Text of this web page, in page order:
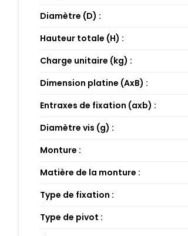
Diamètre (D) :
Hauteur totale (H) :
Charge unitaire (kg) :
Dimension platine (AxB) :
Entraxes de fixation (axb) :
Diamètre vis (g) :
Monture :
Matière de la monture :
Type de fixation :
Type de pivot :